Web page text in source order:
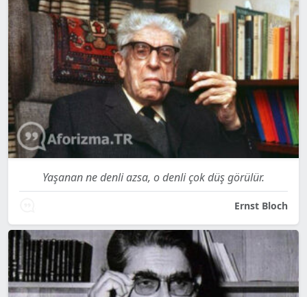
Yaşanan ne denli azsa, o denli çok düş görülür.
Ernst Bloch